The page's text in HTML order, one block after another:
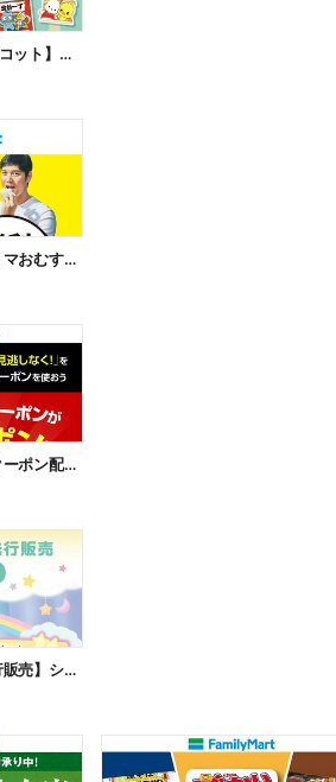
【サンリオ×メーカーマスコット】オリジナルグッズ貰える!
【おトク】大谷選手ファミマおむすび割
【おトク】お店で使えるクーポン配信中
【ファミマオンライン先行販売】シルバニアファミリー